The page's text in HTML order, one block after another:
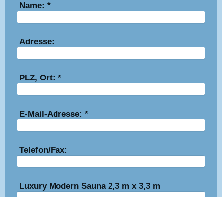
Name: *
Adresse:
PLZ, Ort: *
E-Mail-Adresse: *
Telefon/Fax:
Luxury Modern Sauna 2,3 m x 3,3 m